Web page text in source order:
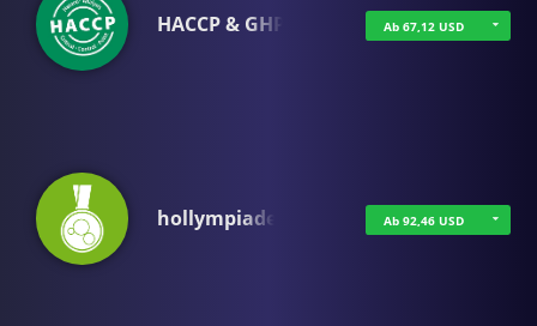
HACCP & GHP Ab 67,12 USD
hollympiade Ab 92,46 USD